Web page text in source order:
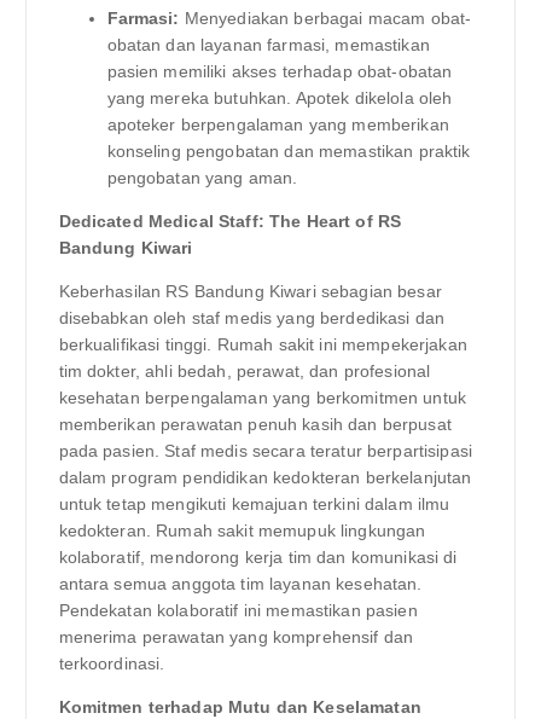
Farmasi: Menyediakan berbagai macam obat-
obatan dan layanan farmasi, memastikan
pasien memiliki akses terhadap obat-obatan
yang mereka butuhkan. Apotek dikelola oleh
apoteker berpengalaman yang memberikan
konseling pengobatan dan memastikan praktik
pengobatan yang aman.
Dedicated Medical Staff: The Heart of RS
Bandung Kiwari
Keberhasilan RS Bandung Kiwari sebagian besar
disebabkan oleh staf medis yang berdedikasi dan
berkualifikasi tinggi. Rumah sakit ini mempekerjakan
tim dokter, ahli bedah, perawat, dan profesional
kesehatan berpengalaman yang berkomitmen untuk
memberikan perawatan penuh kasih dan berpusat
pada pasien. Staf medis secara teratur berpartisipasi
dalam program pendidikan kedokteran berkelanjutan
untuk tetap mengikuti kemajuan terkini dalam ilmu
kedokteran. Rumah sakit memupuk lingkungan
kolaboratif, mendorong kerja tim dan komunikasi di
antara semua anggota tim layanan kesehatan.
Pendekatan kolaboratif ini memastikan pasien
menerima perawatan yang komprehensif dan
terkoordinasi.
Komitmen terhadap Mutu dan Keselamatan